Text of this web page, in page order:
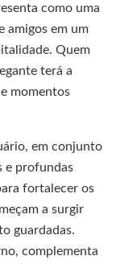
como uma
amigos em um
Quem
terá a
momentos
em conjunto
e profundas
fortalecer os
a surgir
guardadas.
complementa